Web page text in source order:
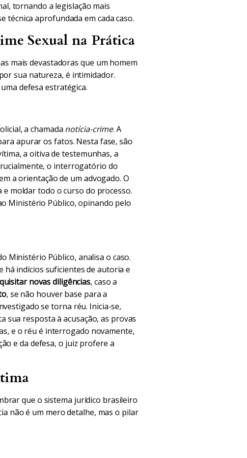
tornando a legislação mais
técnica aprofundada em cada caso.
Sexual na Prática
mais devastadoras que um homem
sua natureza, é intimidador.
defesa estratégica.
a chamada notícia-crime. A
apurar os fatos. Nesta fase, são
a oitiva de testemunhas, a
o interrogatório do
a orientação de um advogado. O
moldar todo o curso do processo.
Ministério Público, opinando pelo
Ministério Público, analisa o caso.
há indícios suficientes de autoria e
novas diligências, caso a
, se não houver base para a
se torna réu. Inicia-se,
sua resposta à acusação, as provas
e o réu é interrogado novamente,
e da defesa, o juiz profere a
que o sistema jurídico brasileiro
não é um mero detalhe, mas o pilar